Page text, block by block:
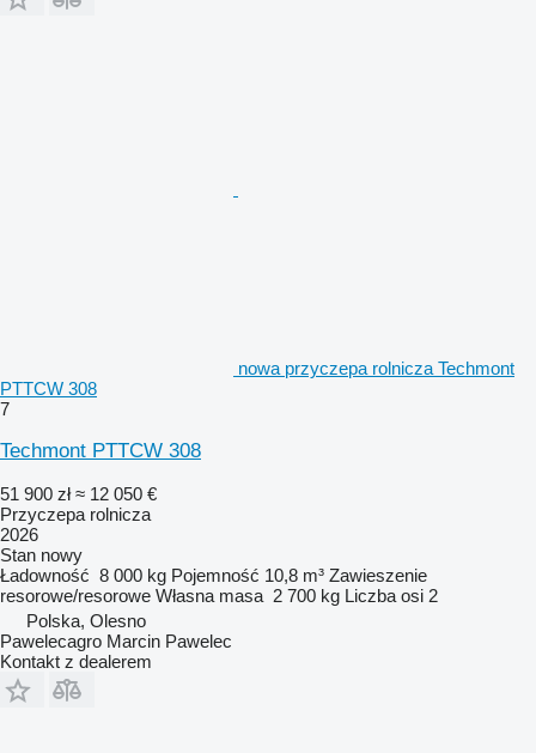
nowa przyczepa rolnicza Techmont
PTTCW 308
7
Techmont PTTCW 308
51 900 zł ≈ 12 050 €
Przyczepa rolnicza
2026
Stan nowy
Ładowność 8 000 kg Pojemność 10,8 m³ Zawieszenie
resorowe/resorowe Własna masa 2 700 kg Liczba osi 2
Polska, Olesno
Pawelecagro Marcin Pawelec
Kontakt z dealerem